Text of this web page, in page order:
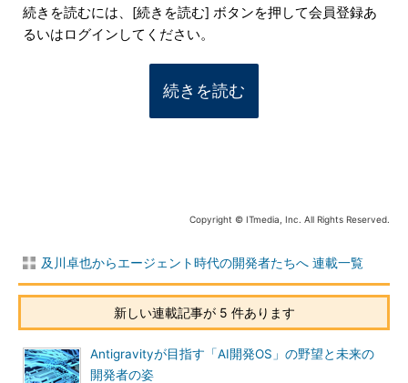
続きを読むには、[続きを読む] ボタンを押して会員登録あ
るいはログインしてください。
続きを読む
Copyright © ITmedia, Inc. All Rights Reserved.
及川卓也からエージェント時代の開発者たちへ 連載一覧
新しい連載記事が 5 件あります
Antigravityが目指す「AI開発OS」の野望と未来の
開発者の姿